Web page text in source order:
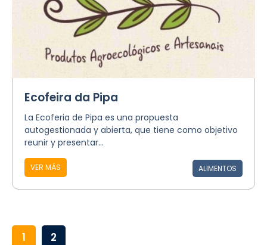
Ecofeira da Pipa
La Ecoferia de Pipa es una propuesta
autogestionada y abierta, que tiene como objetivo
reunir y presentar...
VER MÁS ALIMENTOS
1 2